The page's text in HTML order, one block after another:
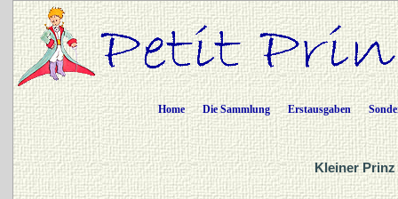
Home Die Sammlung Erstausgaben
Kleiner Prinz